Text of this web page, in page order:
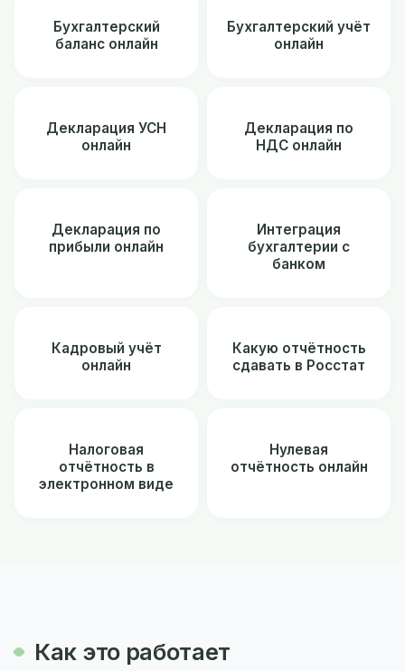
Бухгалтерский
баланс онлайн
Бухгалтерский учёт
онлайн
Декларация УСН
онлайн
Декларация по
НДС онлайн
Декларация по
прибыли онлайн
Интеграция
бухгалтерии с
банком
Кадровый учёт
онлайн
Какую отчётность
сдавать в Росстат
Налоговая
отчётность в
электронном виде
Нулевая
отчётность онлайн
Как это работает